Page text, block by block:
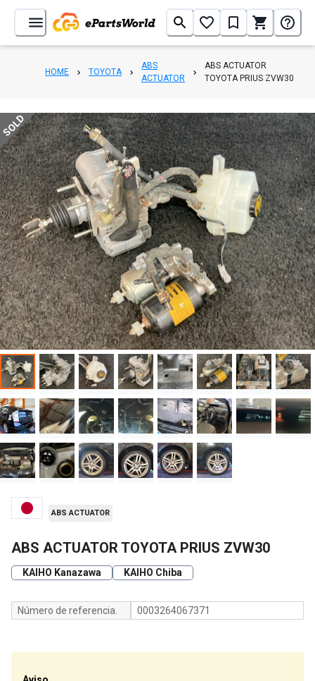
HOME TOYOTA
ABS
ACTUATOR
ABS ACTUATOR
TOYOTA PRIUS ZVW30
1/30
SOLD
ABS ACTUATOR
ABS ACTUATOR TOYOTA PRIUS ZVW30
KAIHO Kanazawa KAIHO Chiba
Número de referencia. 0003264067371